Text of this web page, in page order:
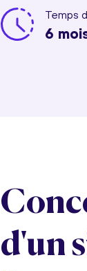
Temps
6
d'un